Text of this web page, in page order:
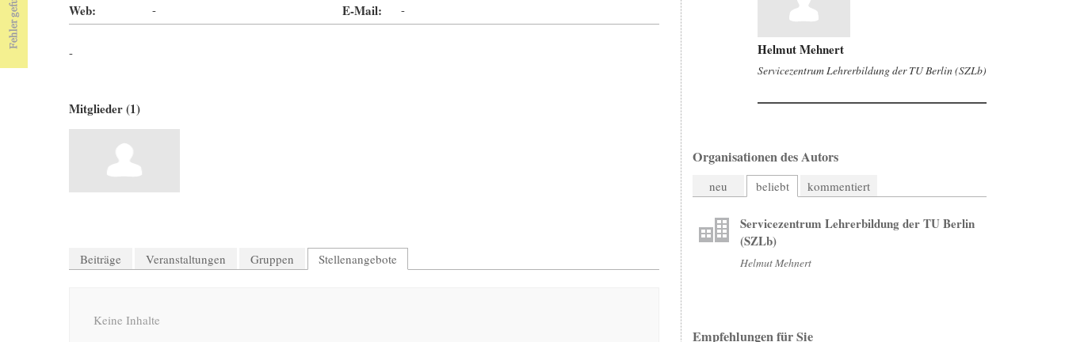
Web: - E-Mail: -
-
Mitglieder (1)
Beiträge Veranstaltungen Gruppen Stellenangebote
Keine Inhalte
Helmut Mehnert
Servicezentrum Lehrerbildung der TU Berlin (SZLb)
Organisationen des Autors
neu beliebt kommentiert
Servicezentrum Lehrerbildung der TU Berlin
(SZLb)
Helmut Mehnert
Empfehlungen für Sie